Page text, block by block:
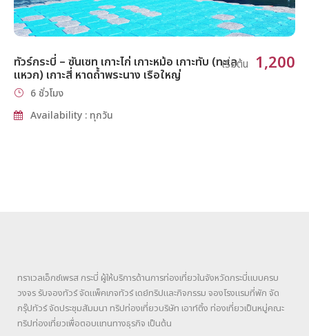
ทัวร์กระบี่ – ซันเซท เกาะไก่ เกาะหม้อ เกาะทับ (ทะเล
แหวก) เกาะสี่ หาดถ้ำพระนาง เรือใหญ่
เริ่มต้น 1,200
6 ชั่วโมง
Availability : ทุกวัน
ทราเวลเอ็กซ์เพรส กระบี่ ผู้ให้บริการด้านการท่องเที่ยวในจังหวัดกระบี่แบบครบ
วงจร รับจองทัวร์ จัดแพ็คเกจทัวร์ เดย์ทริปและกิจกรรม จองโรงแรมที่พัก จัด
กรุ๊ปทัวร์ จัดประชุมสัมมนา ทริปท่องเที่ยวบริษัท เอาท์ติ้ง ท่องเที่ยวเป็นหมู่คณะ
ทริปท่องเที่ยวเพื่อตอบแทนทางธุรกิจ เป็นต้น